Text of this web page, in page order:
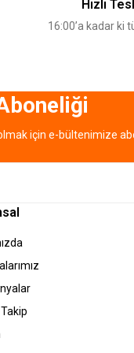
Hızlı
16:00’a kadar ki
için e-bültenimize